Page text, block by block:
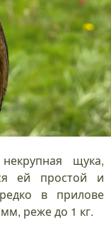
щука,
ей простой и
в прилове
реже до 1 кг.